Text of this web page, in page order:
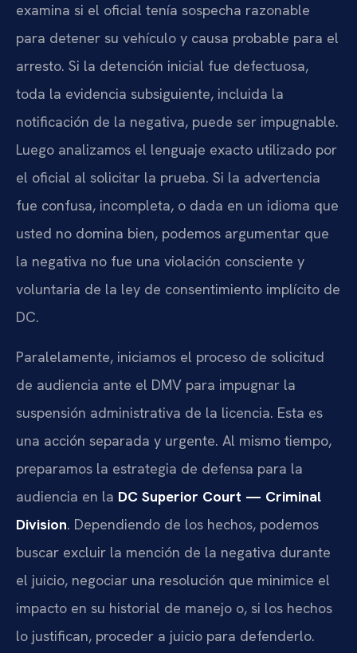
examina si el oficial tenía sospecha razonable
para detener su vehículo y causa probable para el
arresto. Si la detención inicial fue defectuosa,
toda la evidencia subsiguiente, incluida la
notificación de la negativa, puede ser impugnable.
Luego analizamos el lenguaje exacto utilizado por
el oficial al solicitar la prueba. Si la advertencia
fue confusa, incompleta, o dada en un idioma que
usted no domina bien, podemos argumentar que
la negativa no fue una violación consciente y
voluntaria de la ley de consentimiento implícito de
DC.
Paralelamente, iniciamos el proceso de solicitud
de audiencia ante el DMV para impugnar la
suspensión administrativa de la licencia. Esta es
una acción separada y urgente. Al mismo tiempo,
preparamos la estrategia de defensa para la
audiencia en la DC Superior Court — Criminal
Division. Dependiendo de los hechos, podemos
buscar excluir la mención de la negativa durante
el juicio, negociar una resolución que minimice el
impacto en su historial de manejo o, si los hechos
lo justifican, proceder a juicio para defenderlo.